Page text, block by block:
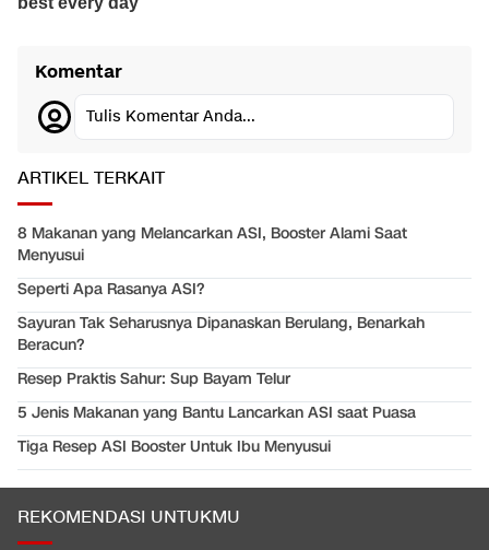
Komentar
Tulis Komentar Anda...
ARTIKEL TERKAIT
8 Makanan yang Melancarkan ASI, Booster Alami Saat
Menyusui
Seperti Apa Rasanya ASI?
Sayuran Tak Seharusnya Dipanaskan Berulang, Benarkah
Beracun?
Resep Praktis Sahur: Sup Bayam Telur
5 Jenis Makanan yang Bantu Lancarkan ASI saat Puasa
Tiga Resep ASI Booster Untuk Ibu Menyusui
REKOMENDASI UNTUKMU